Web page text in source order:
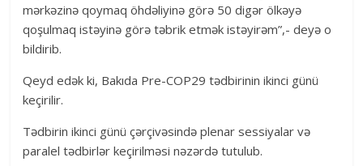
mərkəzinə qoymaq öhdəliyinə görə 50 digər ölkəyə
qoşulmaq istəyinə görə təbrik etmək istəyirəm”,- deyə o
bildirib.
Qeyd edək ki, Bakıda Pre-COP29 tədbirinin ikinci günü
keçirilir.
Tədbirin ikinci günü çərçivəsində plenar sessiyalar və
paralel tədbirlər keçirilməsi nəzərdə tutulub.